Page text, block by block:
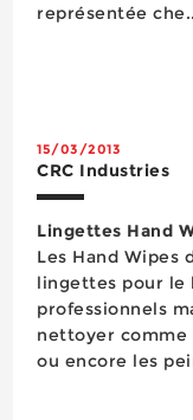
représentée
15/03/2013
CRC Industries
Lingettes Hand
Les Hand Wipes
lingettes pour le
professionnels
nettoyer comme
ou encore les